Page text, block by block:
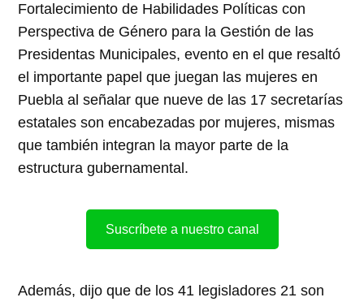
Fortalecimiento de Habilidades Políticas con
Perspectiva de Género para la Gestión de las
Presidentas Municipales, evento en el que resaltó
el importante papel que juegan las mujeres en
Puebla al señalar que nueve de las 17 secretarías
estatales son encabezadas por mujeres, mismas
que también integran la mayor parte de la
estructura gubernamental.
Suscríbete a nuestro canal
Además, dijo que de los 41 legisladores 21 son